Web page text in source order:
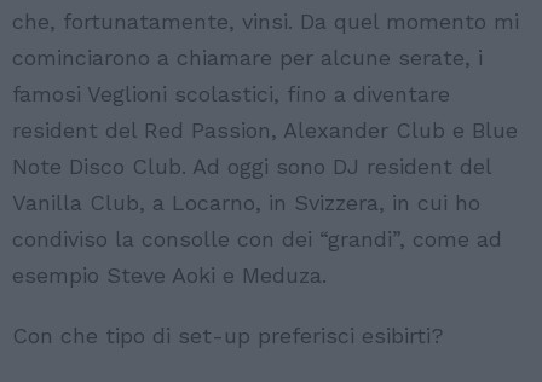
che, fortunatamente, vinsi. Da quel momento mi
cominciarono a chiamare per alcune serate, i
famosi Veglioni scolastici, fino a diventare
resident del Red Passion, Alexander Club e Blue
Note Disco Club. Ad oggi sono DJ resident del
Vanilla Club, a Locarno, in Svizzera, in cui ho
condiviso la consolle con dei “grandi”, come ad
esempio Steve Aoki e Meduza.
Con che tipo di set-up preferisci esibirti?